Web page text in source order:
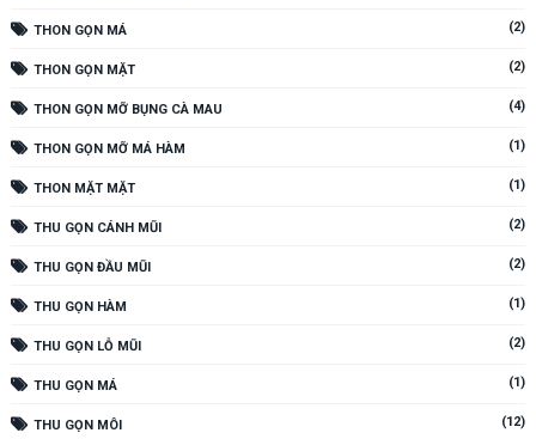
THON GỌN MÁ (2)
THON GỌN MẶT (2)
THON GỌN MỠ BỤNG CÀ MAU (4)
THON GỌN MỠ MÁ HÀM (1)
THON MẶT MẶT (1)
THU GỌN CÁNH MŨI (2)
THU GỌN ĐẦU MŨI (2)
THU GỌN HÀM (1)
THU GỌN LỖ MŨI (2)
THU GỌN MÁ (1)
THU GỌN MÔI (12)